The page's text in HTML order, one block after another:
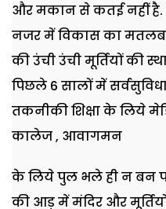
और मकान से कतई नहीं है.
नजर में विकास का मतलब
की उंची उंची मूर्तियों की
पिछले 6 सालों में
तकनीकी शिक्षा के लिये
कालेज, आवागमन
के लिये पुल भले ही न बन
की आड़ में मंदिर और